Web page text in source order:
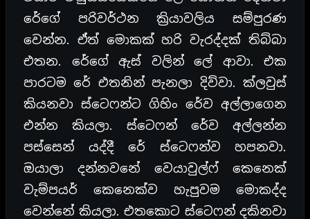
රේගේ පරිවර්ථන ක්‍රියාවලිය සම්පුරණ
වෙන්න. ඒත් මොකක් හරි වැරද්දක් තිබ්බා
එතන. රේගේ ඇස් වලින් ලේ ආවා. එක
පාරටම රේ එතනින් පැනලා දිව්වා. ක්ලවුස්
කියනවා ස්ටෙෆන්ට ගිහිං රේව අල්ලාගෙන
එන්න කියලා. ස්ටෙෆන් රේව අල්ලන්න
පස්සෙන් යද්දී රේ ස්ටෙෆන්ව හපනවා.
ඔයාලා දන්නවනේ වෙයාවුල්ෆ් කෙනෙක්
වැම්පයර් කෙනෙක්ව හැපුවම මොකද්ද
වෙන්නේ කියලා. එතකොට ස්ටෙෆන් දකිනවා